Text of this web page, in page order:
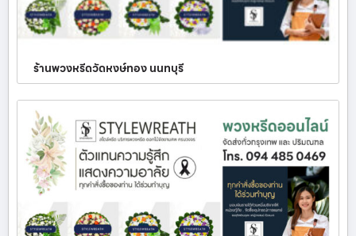
ร้านพวงหรีดวัดหงษ์ทอง นนทบุรี